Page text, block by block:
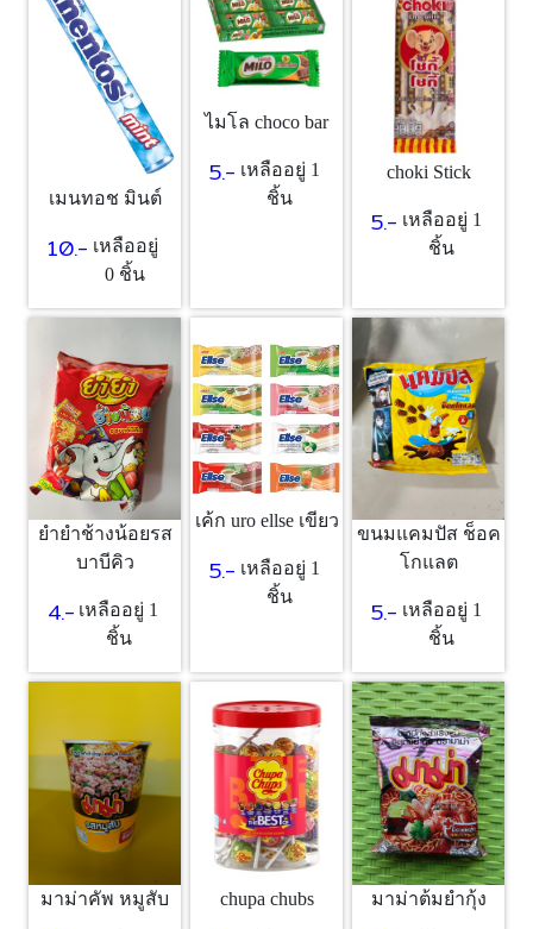
เมนทอช มินต์
10.- เหลืออยู่
0 ชิ้น
ไมโล choco bar
5.- เหลืออยู่ 1
ชิ้น
choki Stick
5.- เหลืออยู่ 1
ชิ้น
ยำยำช้างน้อยรส
บาบีคิว
4.- เหลืออยู่ 1
ชิ้น
เค้ก uro ellse เขียว
5.- เหลืออยู่ 1
ชิ้น
ขนมแคมปัส ช็อค
โกแลต
5.- เหลืออยู่ 1
ชิ้น
มาม่าคัพ หมูสับ chupa chubs มาม่าต้มยำกุ้ง